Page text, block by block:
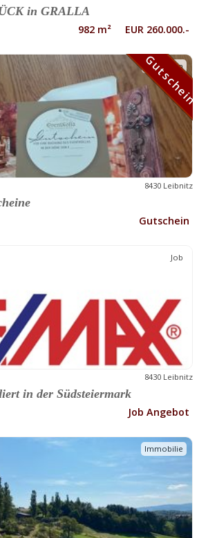
in GRALLA
982 m² EUR 260.000.-
Gutschein
8430 Leibnitz
Gutschein
Gutschein
Job
8430 Leibnitz
in der Südsteiermark
Job Angebot
Immobilie